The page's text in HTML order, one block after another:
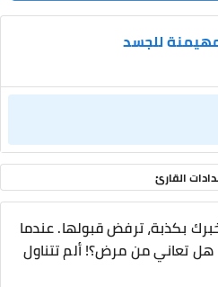
للجسد
القارئ
بكذبة، ترفض قبولها. عندما
هل تعاني من مرض؟! ألم تتناول